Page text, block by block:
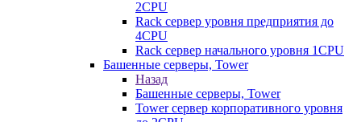
2CPU
Rack сервер уровня предприятия до
4CPU
Rack сервер начального уровня 1CPU
Башенные серверы, Tower
Назад
Башенные серверы, Tower
Tower сервер корпоративного уровня